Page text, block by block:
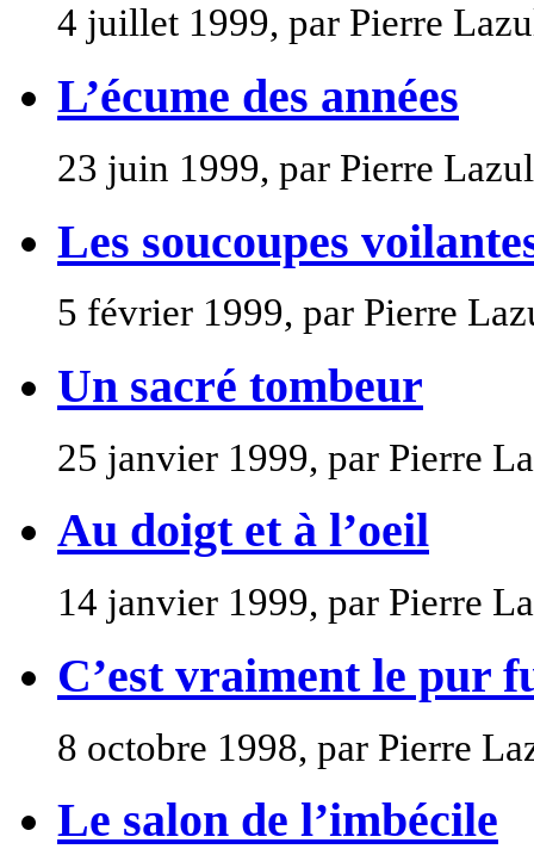
4 juillet 1999, par Pierre
L’écume des années
23 juin 1999, par Pierre
Les soucoupes
5 février 1999, par Pierre
Un sacré tombeur
25 janvier 1999, par Pierre
Au doigt et à l’oeil
14 janvier 1999, par Pierre
C’est vraiment le pur
8 octobre 1998, par Pierre
Le salon de l’imbécile